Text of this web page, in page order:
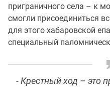
приграничного села – к
смогли присоединиться
для этого хабаровской
специальный
- Крестный ход – это